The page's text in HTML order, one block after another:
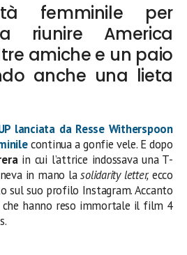
femminile per
riunire America
amiche e un paio
anche una lieta
lanciata da Resse Witherspoon
continua a gonfie vele. E dopo
in cui l’attrice indossava una T-
in mano lasolidarity letter,ecco
sul suo profilo Instagram. Accanto
hanno reso immortale il film 4